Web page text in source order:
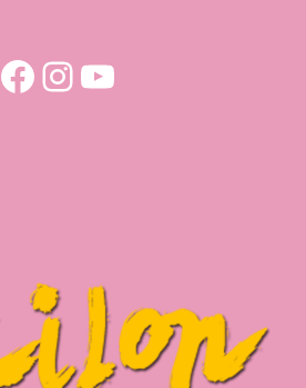
Facebook
Instagram
YouTube